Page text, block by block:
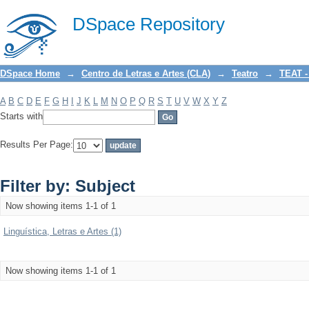
DSpace Repository
Filter by: Subject
DSpace Home → Centro de Letras e Artes (CLA) → Teatro → TEAT
A B C D E F G H J K L M N O P Q R S T U V W X Y Z
Starts with
Results Per Page:
Filter by: Subject
Now showing items 1-1 of 1
Linguística, Letras e Artes (1)
Now showing items 1-1 of 1